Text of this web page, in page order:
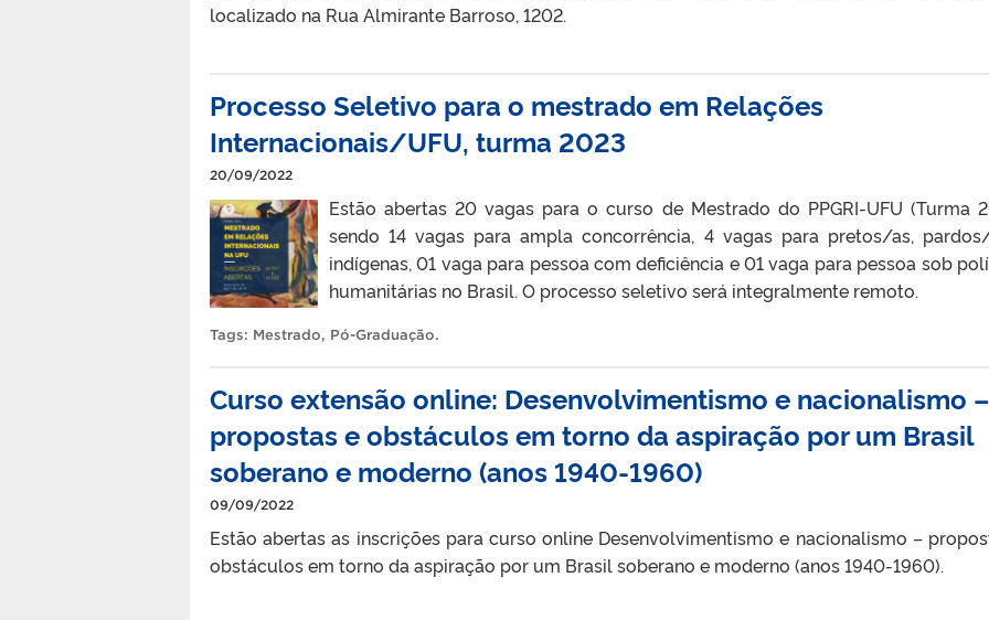
localizado na Rua Almirante Barroso, 1202.
Processo Seletivo para o mestrado em Relações
Internacionais/UFU, turma 2023
20/09/2022
Estão abertas 20 vagas para o curso de Mestrado do PPGRI-UFU (Turma
sendo 14 vagas para ampla concorrência, 4 vagas para pretos/as,
indígenas, 01 vaga para pessoa com deficiência e 01 vaga para pessoa sob
humanitárias no Brasil. O processo seletivo será integralmente remoto.
Tags: Mestrado, Pó-Graduação.
Curso extensão online: Desenvolvimentismo e nacionalismo –
propostas e obstáculos em torno da aspiração por um Brasil
soberano e moderno (anos 1940-1960)
09/09/2022
Estão abertas as inscrições para curso online Desenvolvimentismo e nacionalismo –
obstáculos em torno da aspiração por um Brasil soberano e moderno (anos 1940-1960).